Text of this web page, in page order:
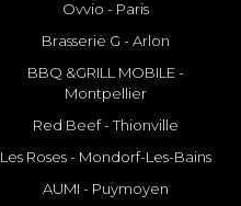
Ovvio - Paris
Brasserie G - Arlon
BBQ &GRILL MOBILE -
Montpellier
Red Beef - Thionville
Les Roses - Mondorf-Les-Bains
AUMI - Puymoyen